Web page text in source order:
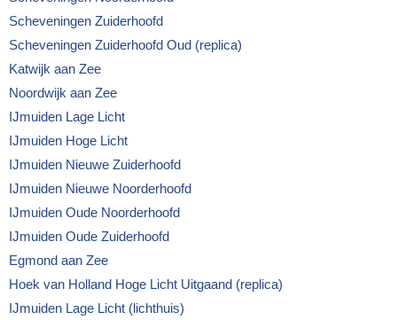
Scheveningen Zuiderhoofd
Scheveningen Zuiderhoofd Oud (replica)
Katwijk aan Zee
Noordwijk aan Zee
IJmuiden Lage Licht
IJmuiden Hoge Licht
IJmuiden Nieuwe Zuiderhoofd
IJmuiden Nieuwe Noorderhoofd
IJmuiden Oude Noorderhoofd
IJmuiden Oude Zuiderhoofd
Egmond aan Zee
Hoek van Holland Hoge Licht Uitgaand (replica)
IJmuiden Lage Licht (lichthuis)